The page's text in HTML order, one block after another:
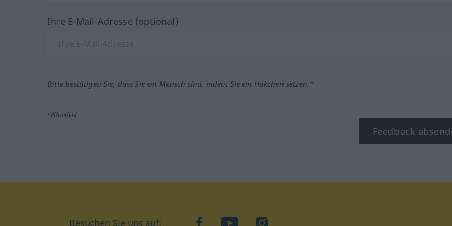
Ihre E-Mail-Adresse (optional)
Bitte bestätigen Sie, dass Sie ein Mensch sind, indem Sie ein Häkchen setzen.*
*Pflichtfeld
Feedback
Besuchen Sie uns auf: facebookYouTubeInstagram